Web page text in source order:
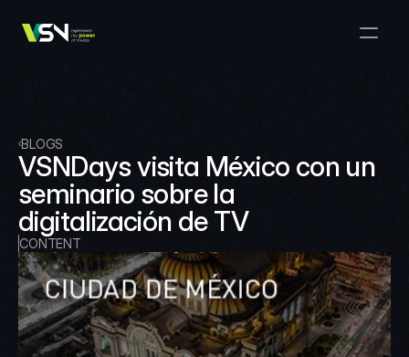
VSN Crea
VSN One TV
VSN Arena
VSN News Connect
VSNExplorer + VSNOne TV
Media Production Workflow
VSNExplorer + Wedit
Media Exchange
VSNExplorer
News & Live Entertainment
VSN NewsConnect + VSN AI
Smart Scheduling
VSNExplorer + VSNCrea
Company
Select Language
EnglishEN
BLOGS
VSNDays visita México con un
seminario sobre la
digitalización de TV
CONTENT